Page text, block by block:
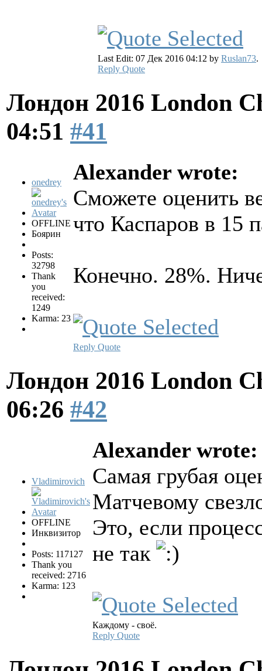
Last Edit: 07 Дек 2016 04:12 by Ruslan73.
Reply Quote
Лондон 2016 London
04:51 #41
onedrey
OFFLINE
Боярин
Posts:
32798
Thank
you
received:
1249
Karma: 23
Alexander wrote:
Сможете оценить
что Каспаров в 15
Конечно. 28%.
Reply Quote
Лондон 2016 London
06:26 #42
Vladimirovich
OFFLINE
Инквизитор
Posts: 117127
Thank you
received: 2716
Karma: 123
Alexander wrote:
Самая грубая
Матчевому
Это, если
не так
Каждому - своё.
Reply Quote